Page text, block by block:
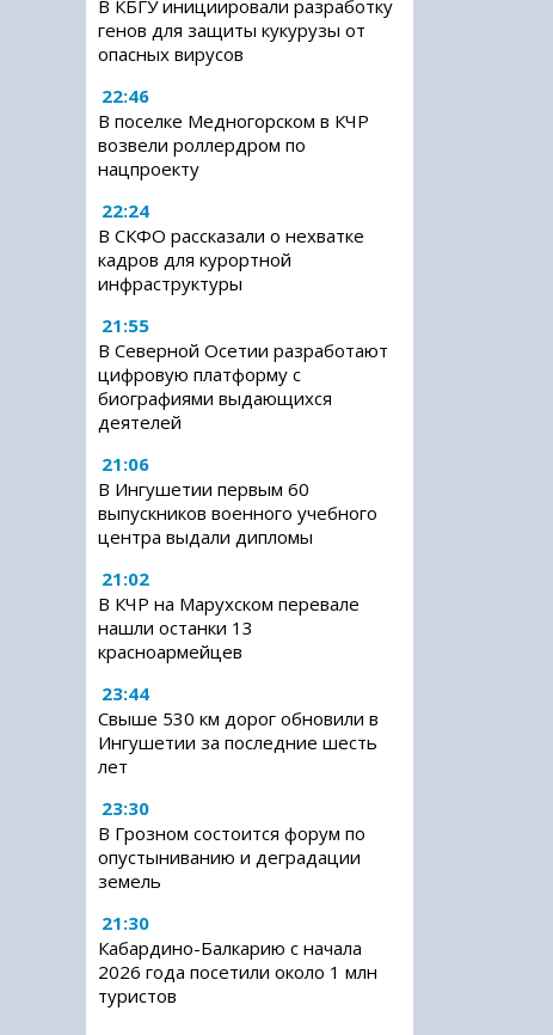
В КБГУ инициировали разработку
генов для защиты кукурузы от
опасных вирусов
22:46
В поселке Медногорском в КЧР
возвели роллердром по
нацпроекту
22:24
В СКФО рассказали о нехватке
кадров для курортной
инфраструктуры
21:55
В Северной Осетии разработают
цифровую платформу с
биографиями выдающихся
деятелей
21:06
В Ингушетии первым 60
выпускников военного учебного
центра выдали дипломы
21:02
В КЧР на Марухском перевале
нашли останки 13
красноармейцев
23:44
Свыше 530 км дорог обновили в
Ингушетии за последние шесть
лет
23:30
В Грозном состоится форум по
опустыниванию и деградации
земель
21:30
Кабардино-Балкарию с начала
2026 года посетили около 1 млн
туристов